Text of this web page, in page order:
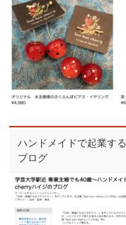
ハンドメイドで起業す
ブログ